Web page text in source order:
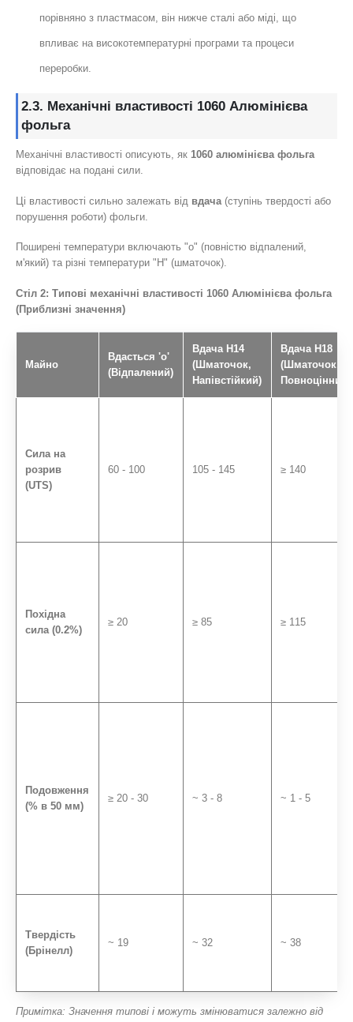
порівняно з пластмасом, він нижче сталі або міді, що
впливає на високотемпературні програми та процеси
переробки.
2.3. Механічні властивості 1060 Алюмінієва
фольга
Механічні властивості описують, як 1060 алюмінієва фольга
відповідає на подані сили.
Ці властивості сильно залежать від вдача (ступінь твердості або
порушення роботи) фольги.
Поширені температури включають "o" (повністю відпалений,
м'який) та різні температури "Н" (шматочок).
Стіл 2: Типові механічні властивості 1060 Алюмінієва фольга
(Приблизні значення)
Майно
Вдасться 'o'
(Відпалений)
Вдача H14
(Шматочок,
Напівстійкий)
Вдача H18
(Шматочок,
Повноцінний)
Сила на
розрив
(UTS)
60 - 100 105 - 145 ≥ 140
Похідна
сила (0.2%)
≥ 20 ≥ 85 ≥ 115
Подовження
(% в 50 мм)
≥ 20 - 30 ~ 3 - 8 ~ 1 - 5
Твердість
(Брінелл)
~ 19 ~ 32 ~ 38
Примітка: Значення типові і можуть змінюватися залежно від